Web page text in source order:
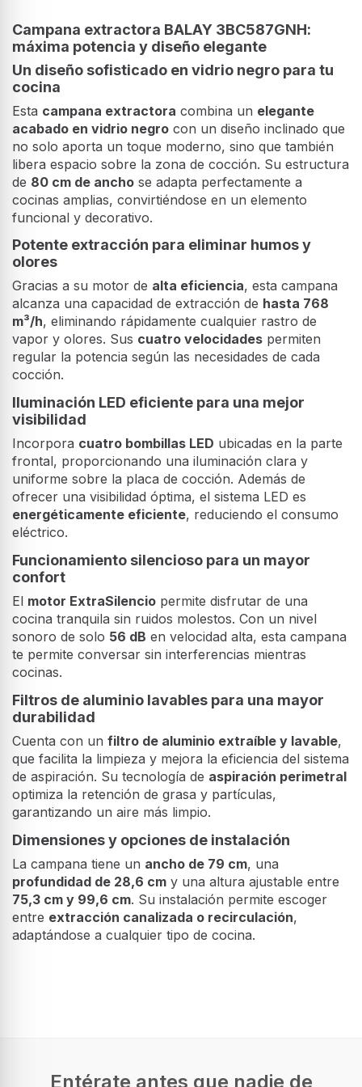
Campana extractora BALAY 3BC587GNH:
máxima potencia y diseño elegante
Un diseño sofisticado en vidrio negro para tu
cocina
Esta campana extractora combina un elegante
acabado en vidrio negro con un diseño inclinado que
no solo aporta un toque moderno, sino que también
libera espacio sobre la zona de cocción. Su estructura
de 80 cm de ancho se adapta perfectamente a
cocinas amplias, convirtiéndose en un elemento
funcional y decorativo.
Potente extracción para eliminar humos y
olores
Gracias a su motor de alta eficiencia, esta campana
alcanza una capacidad de extracción de hasta 768
m³/h, eliminando rápidamente cualquier rastro de
vapor y olores. Sus cuatro velocidades permiten
regular la potencia según las necesidades de cada
cocción.
Iluminación LED eficiente para una mejor
visibilidad
Incorpora cuatro bombillas LED ubicadas en la parte
frontal, proporcionando una iluminación clara y
uniforme sobre la placa de cocción. Además de
ofrecer una visibilidad óptima, el sistema LED es
energéticamente eficiente, reduciendo el consumo
eléctrico.
Funcionamiento silencioso para un mayor
confort
El motor ExtraSilencio permite disfrutar de una
cocina tranquila sin ruidos molestos. Con un nivel
sonoro de solo 56 dB en velocidad alta, esta campana
te permite conversar sin interferencias mientras
cocinas.
Filtros de aluminio lavables para una mayor
durabilidad
Cuenta con un filtro de aluminio extraíble y lavable,
que facilita la limpieza y mejora la eficiencia del sistema
de aspiración. Su tecnología de aspiración perimetral
optimiza la retención de grasa y partículas,
garantizando un aire más limpio.
Dimensiones y opciones de instalación
La campana tiene un ancho de 79 cm, una
profundidad de 28,6 cm y una altura ajustable entre
75,3 cm y 99,6 cm. Su instalación permite escoger
entre extracción canalizada o recirculación,
adaptándose a cualquier tipo de cocina.
Canalizado/Recirculación
Entérate antes que nadie de